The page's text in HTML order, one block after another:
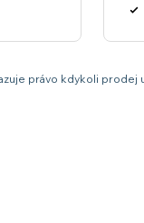
právo kdykoli